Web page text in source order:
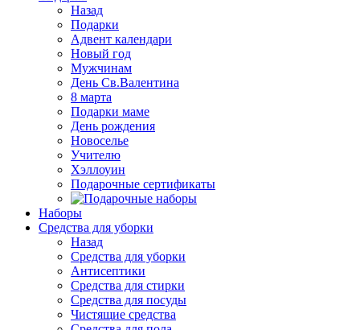
Назад
Подарки
Адвент календари
Новый год
Мужчинам
День Св.Валентина
8 марта
Подарки маме
День рождения
Новоселье
Учителю
Хэллоуин
Подарочные сертификаты
Наборы
Средства для уборки
Назад
Средства для уборки
Антисептики
Средства для стирки
Средства для посуды
Чистящие средства